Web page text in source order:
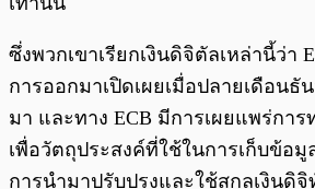
ซึ่งพวกเขาเรียกเงินดิจิตัลเหล่านี้ว่า
การออกมาเปิดเผยเมื่อปลายเดือนธั
มา และทาง ECB มีการเผยแพร่กา
เพื่อวัตถุประสงค์ที่ใช้ในการเก็บข้อ
การนำมาปรับปรุงและใช้สกุลเงินดิ